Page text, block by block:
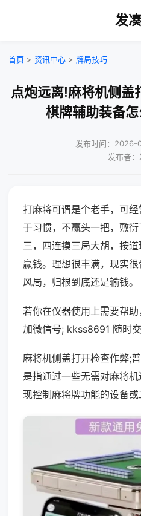
发
首页 > 资讯中心 > 牌局技巧
点炮远离!麻将机侧盖
棋牌辅助装备
发布时间：2026-
发布者
打麻将可谓是个老手，可
于习惯，不赢头一把，敷衍
三，四连摸三局大胡，按
赢钱。理想很丰满，现实
风局，归根到底还是输钱。
若你在仪器使用上需要帮
加微信号; kkss8691 随时交
麻将机侧盖打开检查作弊;
是指通过一些无需对麻将
现控制麻将牌功能的设备或